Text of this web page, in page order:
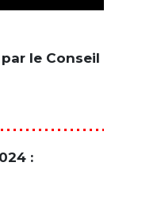
le Conseil
: